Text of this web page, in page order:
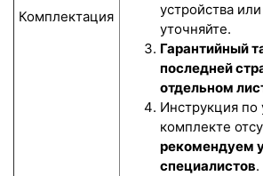
Комплектация
устройства
уточняйте.
Гарантийный
последней
отдельном
Инструкция по
комплекте
рекомендуем
специалистов